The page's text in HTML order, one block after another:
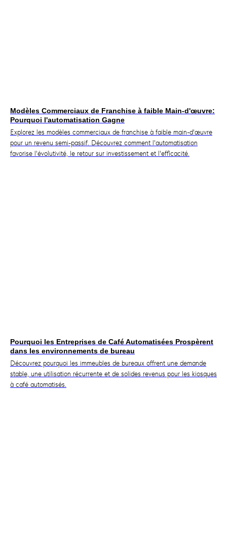
Modèles Commerciaux de Franchise à faible Main-d'œuvre:
Pourquoi l'automatisation Gagne
Explorez les modèles commerciaux de franchise à faible main-d'œuvre
pour un revenu semi-passif. Découvrez comment l'automatisation
favorise l'évolutivité, le retour sur investissement et l'efficacité.
Pourquoi les Entreprises de Café Automatisées Prospèrent
dans les environnements de bureau
Découvrez pourquoi les immeubles de bureaux offrent une demande
stable, une utilisation récurrente et de solides revenus pour les kiosques
à café automatisés.